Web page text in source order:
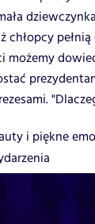
chłopcy
możemy
i piękne